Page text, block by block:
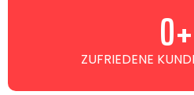
ZUFRIEDENE 0+